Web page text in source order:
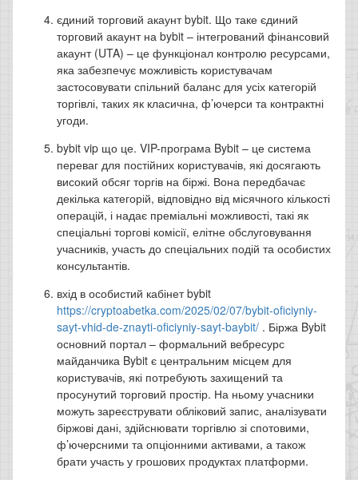
єдиний торговий акаунт bybit. Що таке єдиний
торговий акаунт на bybit – інтегрований фінансовий
акаунт (UTA) – це функціонал контролю ресурсами,
яка забезпечує можливість користувачам
застосовувати спільний баланс для усіх категорій
торгівлі, таких як класична, ф’ючерси та контрактні
угоди.
bybit vip що це. VIP-програма Bybit – це система
переваг для постійних користувачів, які досягають
високий обсяг торгів на біржі. Вона передбачає
декілька категорій, відповідно від місячного кількості
операцій, і надає преміальні можливості, такі як
спеціальні торгові комісії, елітне обслуговування
учасників, участь до спеціальних подій та особистих
консультантів.
вхід в особистий кабінет bybit
https://cryptoabetka.com/2025/02/07/bybit-oficiyniy-
sayt-vhid-de-znayti-oficiyniy-sayt-baybit/ . Біржа Bybit
основний портал – формальний вебресурс
майданчика Bybit є центральним місцем для
користувачів, які потребують захищений та
просунутий торговий простір. На ньому учасники
можуть зареєструвати обліковий запис, аналізувати
біржові дані, здійснювати торгівлю зі спотовими,
ф’ючерсними та опціонними активами, а також
брати участь у грошових продуктах платформи.